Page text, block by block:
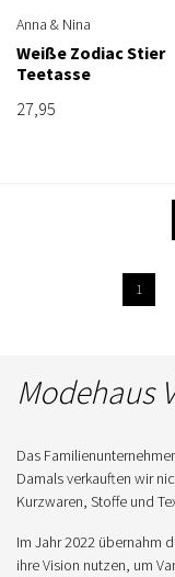
Anna & Nina
Weiße Zodiac Stier
Teetasse
27,95
1
Modehaus
Das
Damals verkauften wir
Kurzwaren, Stoffe und
Im Jahr 2022 übernahm
ihre Vision nutzen, um